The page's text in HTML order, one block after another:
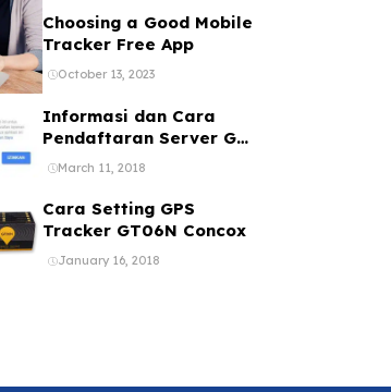
Choosing a Good Mobile
Tracker Free App
October 13, 2023
Informasi dan Cara
Pendaftaran Server GPS
Tracker melalui web
ataupun Aplikasi Online
Gratis
March 11, 2018
Cara Setting GPS
Tracker GT06N Concox
January 16, 2018